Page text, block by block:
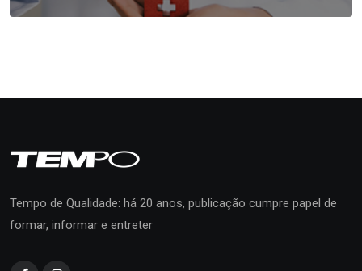
Tempo de Qualidade: há 20 anos, publicação cumpre papel de
formar, informar e entreter